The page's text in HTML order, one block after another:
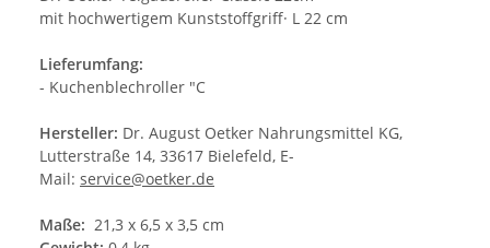
mit hochwertigem Kunststoffgriff· L 22 cm
Lieferumfang:
- Kuchenblechroller "C
Hersteller: Dr. August Oetker Nahrungsmittel KG,
Lutterstraße 14, 33617 Bielefeld, E-
Mail: service@oetker.de
Maße: 21,3 x 6,5 x 3,5 cm